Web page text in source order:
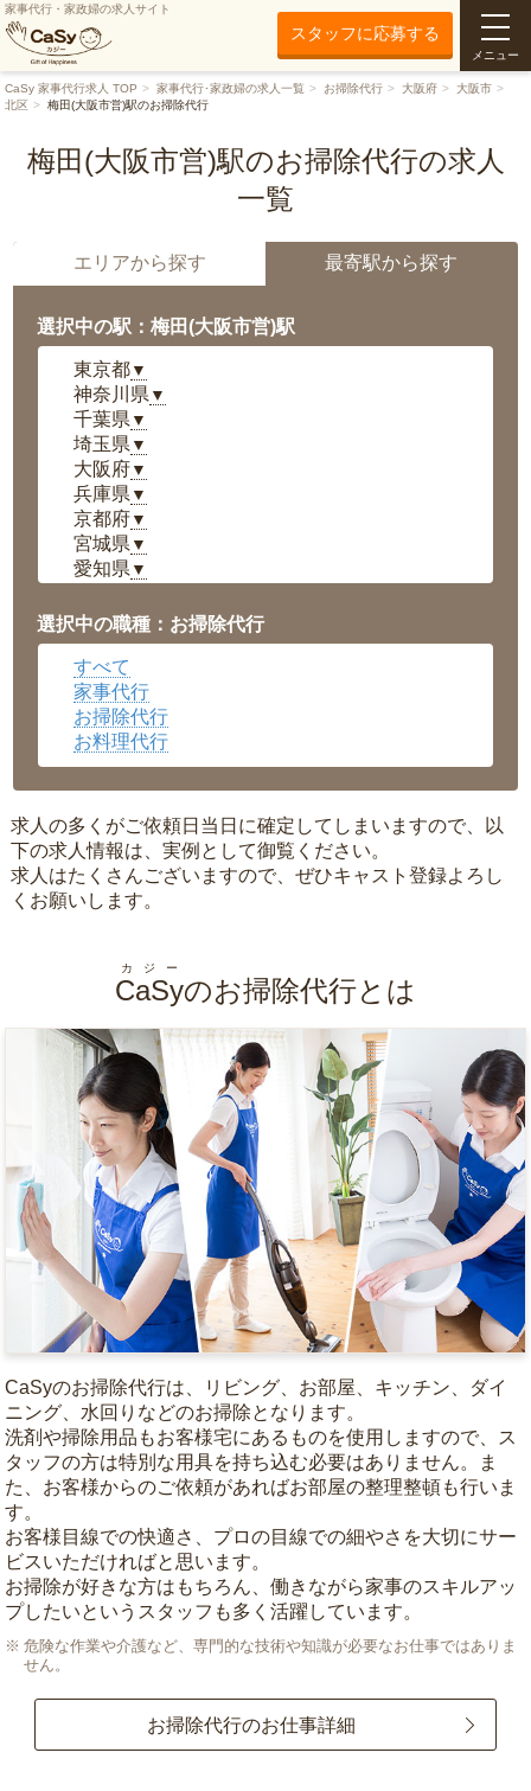
家事代行・家政婦の求人サイト
スタッフに応募する
メニュー
CaSy 家事代行求人 TOP 家事代行･家政婦の求人一覧 お掃除代行 大阪府
大阪市
北区
梅田(大阪市営)駅のお掃除代行
梅田(大阪市営)駅のお掃除代行の求人
一覧
エリアから探す 最寄駅から探す
選択中の駅：梅田(大阪市営)駅
東京都▼
神奈川県 ▼
千葉県 ▼
埼玉県 ▼
大阪府▼
兵庫県 ▼
京都府▼
宮城県 ▼
愛知県 ▼
岡山県▼
広島県▼
沖縄県
選択中の職種：お掃除代行
すべて
家事代行
お掃除代行
お料理代行
求人の多くがご依頼日当日に確定してしまいますので、以
下の求人情報は、実例として御覧ください。
求人はたくさんございますので、ぜひキャスト登録よろし
くお願いします。
CaSy
カジー
のお掃除代行とは
CaSyのお掃除代行は、リビング、お部屋、キッチン、ダイ
ニング、水回りなどのお掃除となります。
洗剤や掃除用品もお客様宅にあるものを使用しますので、ス
タッフの方は特別な用具を持ち込む必要はありません。ま
た、お客様からのご依頼があればお部屋の整理整頓も行いま
す。
お客様目線での快適さ、プロの目線での細やさを大切にサー
ビスいただければと思います。
お掃除が好きな方はもちろん、働きながら家事のスキルアッ
プしたいというスタッフも多く活躍しています。
危険な作業や介護など、専門的な技術や知識が必要なお仕事ではありま
せん。
お掃除代行のお仕事詳細